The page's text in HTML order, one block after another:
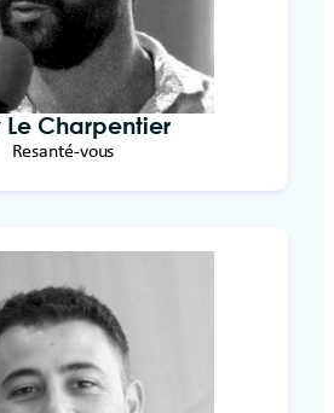
Le Charpentier
Resanté-vous